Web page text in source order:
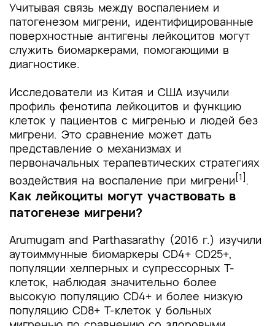
Учитывая связь между воспалением и
патогенезом мигрени, идентифицированные
поверхностные антигены лейкоцитов могут
служить биомаркерами, помогающими в
диагностике.
Исследователи из Китая и США изучили
профиль фенотипа лейкоцитов и функцию
клеток у пациентов с мигренью и людей без
мигрени. Это сравнение может дать
представление о механизмах и
первоначальных терапевтических стратегиях
воздействия на воспаление при мигрени[1].
Как лейкоциты могут участвовать в
патогенезе мигрени?
Arumugam and Parthasarathy (2016 г.) изучили
аутоиммунные биомаркеры CD4+ CD25+,
популяции хелперных и супрессорных Т-
клеток, наблюдая значительно более
высокую популяцию CD4+ и более низкую
популяцию CD8+ Т-клеток у больных